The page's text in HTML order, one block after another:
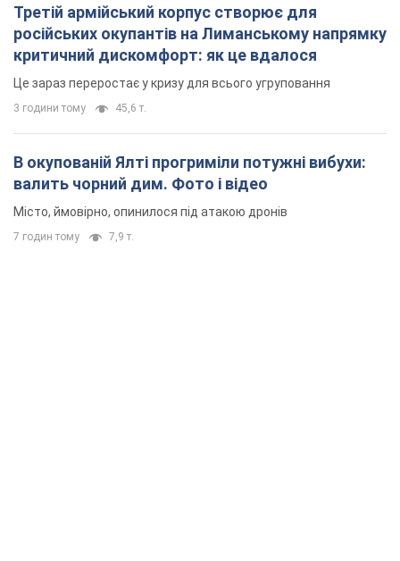
Третій армійський корпус створює для
російських окупантів на Лиманському напрямку
критичний дискомфорт: як це вдалося
Це зараз переростає у кризу для всього угруповання
3 години тому 45,6 т.
В окупованій Ялті прогриміли потужні вибухи:
валить чорний дим. Фото і відео
Місто, ймовірно, опинилося під атакою дронів
7 годин тому 7,9 т.